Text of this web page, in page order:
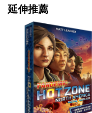
延伸推薦